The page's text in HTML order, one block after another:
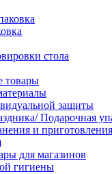
стола
товары
защиты
Подарочная
и
для магазинов
гигиены